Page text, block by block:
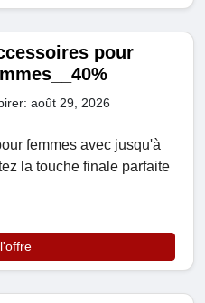
pour
août 29, 2026
femmes avec jusqu'à
la touche finale parfaite